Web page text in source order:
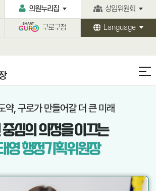
의원누리집 상임위원회
구로구청 Language
약, 구로가 만들어갈 더 큰 미래
심의 의정을 이끄는
영 행정기획위원장